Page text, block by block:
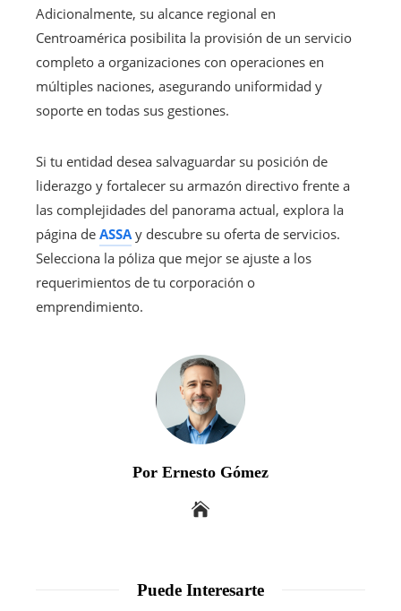
Adicionalmente, su alcance regional en
Centroamérica posibilita la provisión de un servicio
completo a organizaciones con operaciones en
múltiples naciones, asegurando uniformidad y
soporte en todas sus gestiones.
Si tu entidad desea salvaguardar su posición de
liderazgo y fortalecer su armazón directivo frente a
las complejidades del panorama actual, explora la
página de ASSA y descubre su oferta de servicios.
Selecciona la póliza que mejor se ajuste a los
requerimientos de tu corporación o
emprendimiento.
Por Ernesto Gómez
Puede Interesarte